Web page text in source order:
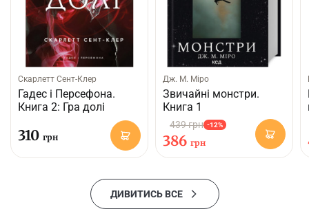
Скарлетт Сент-Клер
Гадес і Персефона.
Книга 2: Гра долі
310 грн
Дж. М. Міро
Звичайні монстри.
Книга 1
439 грн -12%
386 грн
ДИВИТИСЬ ВСЕ